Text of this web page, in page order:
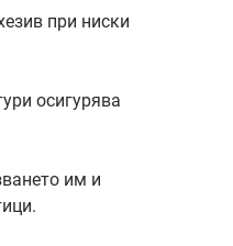
при ниски
осигурява
им и